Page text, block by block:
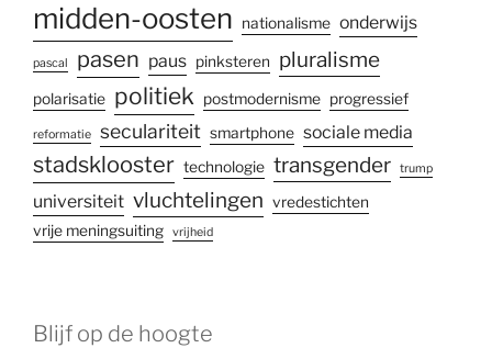
midden-oosten nationalisme onderwijs
pascal pasen paus pinksteren pluralisme
polarisatie politiek postmodernisme progressief
reformatie seculariteit smartphone sociale media
stadsklooster technologie transgender trump
universiteit vluchtelingen vredestichten
vrije meningsuiting
vrijheid
Blijf op de hoogte